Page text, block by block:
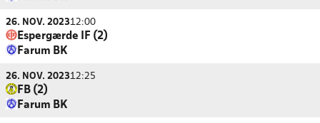
26. NOV. 202312:00
Espergærde IF (2)
Farum BK
26. NOV. 202312:25
FB (2)
Farum BK